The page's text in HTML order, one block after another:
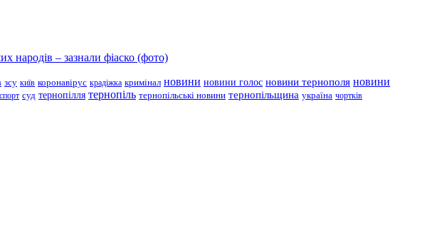
народів – зазнали фіаско (фото)
зсу київ коронавірус крадіжка кримінал новини новини голос новини тернополя новини
спорт суд тернопілля тернопіль тернопільські новини тернопільщина україна чортків